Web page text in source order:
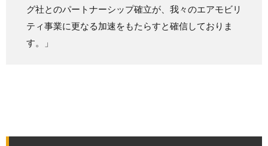
グ社とのパートナーシップ確立が、我々のエアモビリ
ティ事業に更なる加速をもたらすと確信しておりま
す。」